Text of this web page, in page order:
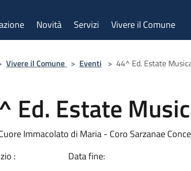
Novità Servizi Vivere il Comune
Vivere il Comune > Eventi > 44^ Ed. Estate
Ed. Estate
Immacolato di Maria - Coro Sarzanae
:
Data fine: